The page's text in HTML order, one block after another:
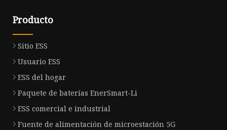
Producto
Sitio ESS
Usuario ESS
ESS del hogar
Paquete de baterías EnerSmart-Li
ESS comercial e industrial
Fuente de alimentación de microestación 5G